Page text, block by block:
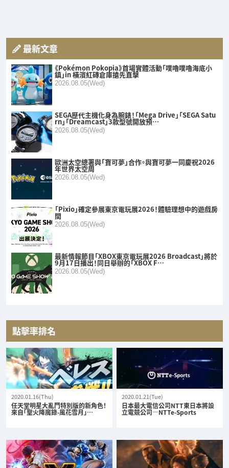
最新文章
《Pokémon Pokopia》首場實體活動「噗嚕噗嚕海底小
鎮」in 橫濱紅磚倉庫搶先直擊
2026.08.05(Wed)
SEGA歷代主機化身為腕錶！「Mega Drive」「SEGA Satu
rn」「Dreamcast」3款型號開放預…
2026.08.05(Wed)
歐洲太空總署與「寶可夢」合作。與寶可夢一同慶祝2026
年世界太空周
2026.08.05(Wed)
「Pixio」確定參展東京電玩展2026！體驗理想中的遊戲房
間
2026.08.05(Wed)
最新情報節目「XBOX東京電玩展2026 Broadcast」將於
9月17日播出！同日舉辦的「XBOX F…
2026.08.05(Wed)
點擊率排名
2020.01.16(Thu)
任天堂明星大亂鬥特別版的新角色！
來自「聖火降魔錄-風花雪月」…
2020.01.21(Tue)
日本最大電信公司NTT東日本將設
立電競公司—NTTe-Sports